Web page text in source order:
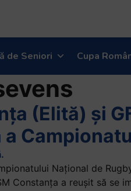
de Seniori Cupa
(Elită) și
a
Național de
Constanța a reușit să se